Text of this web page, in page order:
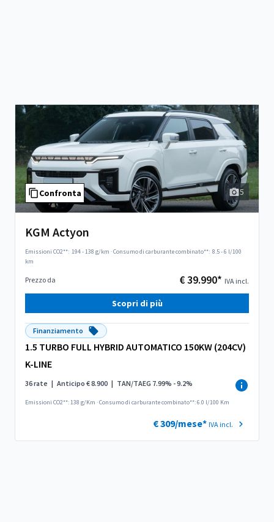
Confronta 5
KGM Actyon
Emissioni CO2**: 194 - 138 g/km ·Consumo di carburante combinato**: 8.5 - 6 l/100
km
Prezzo da € 39.990* IVA incl.
Scopri di più
Finanziamento
1.5 TURBO FULL HYBRID AUTOMATICO 150KW (204CV)
K-LINE
36 rate | Anticipo € 8.900 | TAN/TAEG 7.99% - 9.2%
Emissioni CO2**: 138 g/Km ·Consumo di carburante combinato**: 6.0 l/100 Km
€ 309/mese* IVA incl.